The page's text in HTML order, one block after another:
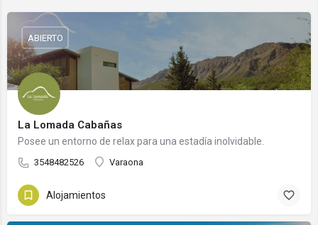
La Lomada Cabañas
Posee un entorno de relax para una estadía inolvidable.
3548482526 Varaona
ABIERTO
Alojamientos